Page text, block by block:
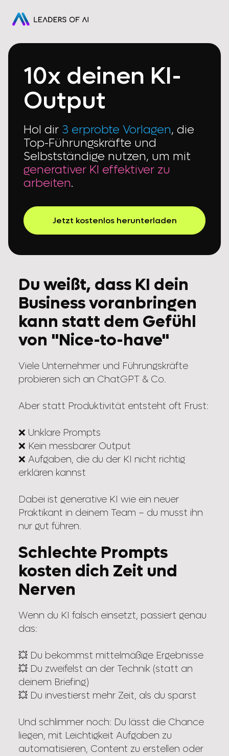
10x deinen KI-
Output
Hol dir 3 erprobte Vorlagen, die
Top-Führungskräfte und
Selbstständige nutzen, um mit
generativer KI effektiver zu
arbeiten.
Jetzt kostenlos herunterladen
Du weißt, dass KI dein
Business voranbringen
kann statt dem Gefühl
von "Nice-to-have"
Viele Unternehmer und Führungskräfte
probieren sich an ChatGPT & Co.
Aber statt Produktivität entsteht oft Frust:
❌ Unklare Prompts
❌ Kein messbarer Output
❌ Aufgaben, die du der KI nicht richtig
erklären kannst
Dabei ist generative KI wie ein neuer
Praktikant in deinem Team – du musst ihn
nur gut führen.
Schlechte Prompts
kosten dich Zeit und
Nerven
Wenn du KI falsch einsetzt, passiert genau
das:
💥 Du bekommst mittelmäßige Ergebnisse
💥 Du zweifelst an der Technik (statt an
deinem Briefing)
💥 Du investierst mehr Zeit, als du sparst
Und schlimmer noch: Du lässt die Chance
liegen, mit Leichtigkeit Aufgaben zu
automatisieren, Content zu erstellen oder